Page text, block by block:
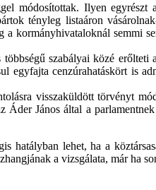
módosítottak. Ilyen egyrészt
tényleg listaáron
a kormányhivataloknál semmi
szabályai közé erőlteti
egyfajta cenzúrahatáskört is
visszaküldött törvényt
Áder János által a
hatályban lehet, ha a
a vizsgálata, már ha